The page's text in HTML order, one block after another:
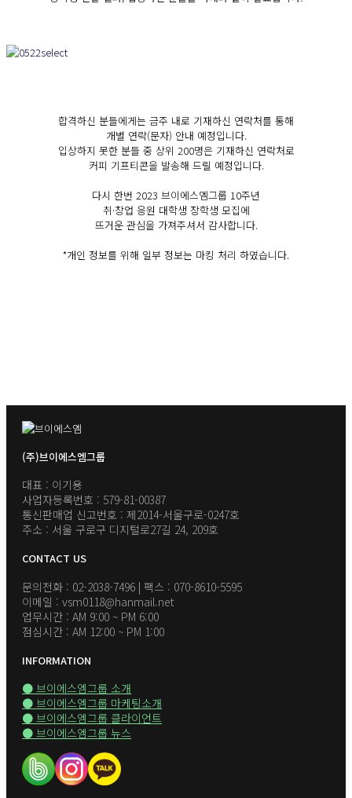
합격하신 분들에게는 금주 내로 기재하신 연락처를 통해
개별 연락(문자) 안내 예정입니다.
입상하지 못한 분들 중 상위 200명은 기재하신 연락처로
커피 기프티콘을 발송해 드릴 예정입니다.
다시 한번 2023 브이에스엠그룹 10주년
취·창업 응원 대학생 장학생 모집에
뜨거운 관심을 가져주셔서 감사합니다.
*개인 정보를 위해 일부 정보는 마킹 처리 하였습니다.
(주)브이에스엠그룹
대표 : 이기용
사업자등록번호 : 579-81-00387
통신판매업 신고번호 : 제2014-서울구로-0247호
주소 : 서울 구로구 디지털로27길 24, 209호
CONTACT US
문의전화 : 02-2038-7496 | 팩스 : 070-8610-5595
이메일 : vsm0118@hanmail.net
업무시간 : AM 9:00 ~ PM 6:00
점심시간 : AM 12:00 ~ PM 1:00
INFORMATION
● 브이에스엠그룹 소개
● 브이에스엠그룹 마케팅소개
● 브이에스엠그룹 클라이언트
● 브이에스엠그룹 뉴스